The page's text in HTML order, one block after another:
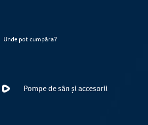
Unde pot cumpăra?
Pompe de sân și accesorii